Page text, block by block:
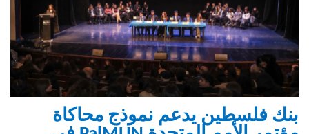
بنك فلسطين يدعم نموذج محاكاة